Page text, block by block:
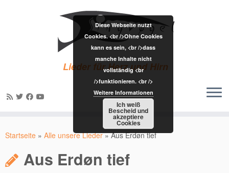
Inhalt
Lieder für Herz und Hirn
Startseite » Alle unsere Lieder » Aus Erdøn tief
Aus Erdøn tief
Diese Webseite nutzt
Cookies. <br />Ohne Cookies
kann es sein, <br />dass
manche Inhalte nicht
vollständig <br
/>funktionieren. <br />
Weitere Informationen
Ich weiß
Bescheid und
akzeptiere
Cookies